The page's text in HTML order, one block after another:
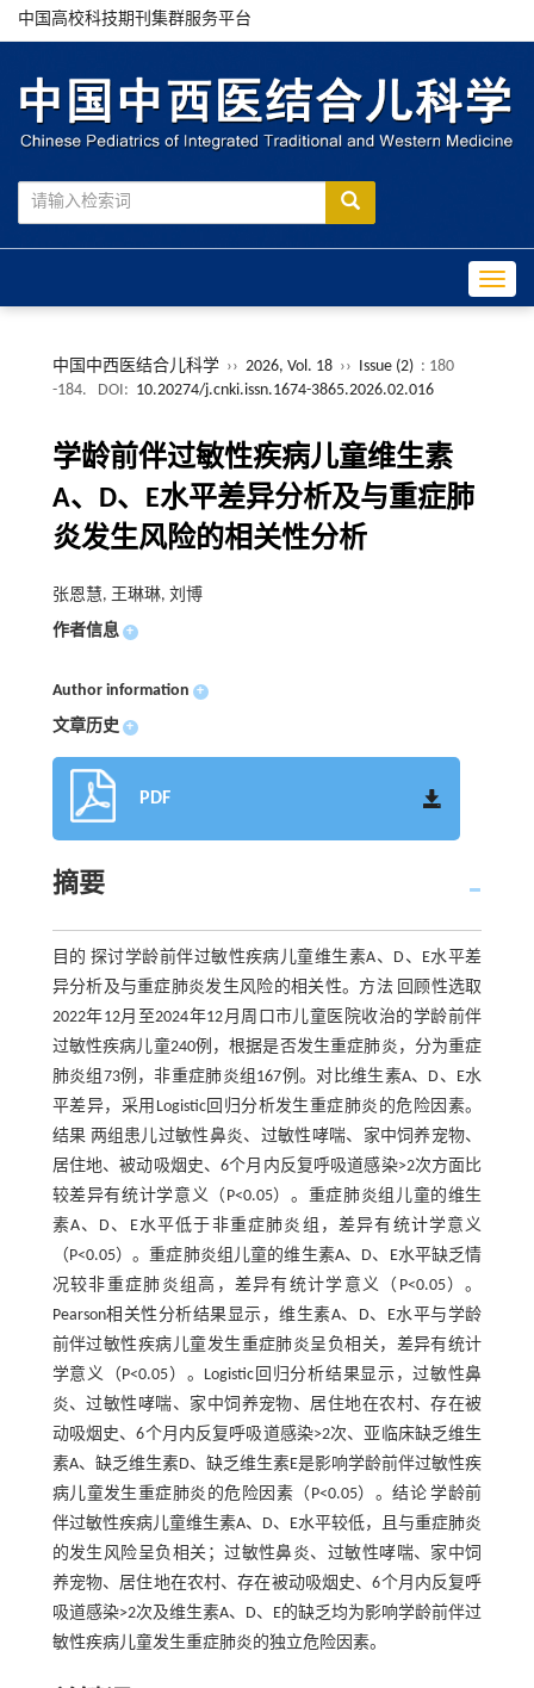
中国高校科技期刊集群服务平台
中国中西医结合儿科学 ›› 2026, Vol. 18 ›› Issue (2) : 180
-184.
DOI: 10.20274/j.cnki.issn.1674-3865.2026.02.016
学龄前伴过敏性疾病儿童维生素
A、D、E水平差异分析及与重症肺
炎发生风险的相关性分析
张恩慧, 王琳琳, 刘博
作者信息 +
Author information +
文章历史 +
PDF
摘要
目的 探讨学龄前伴过敏性疾病儿童维生素A、D、E水平差
异分析及与重症肺炎发生风险的相关性。方法 回顾性选取
2022年12月至2024年12月周口市儿童医院收治的学龄前伴
过敏性疾病儿童240例，根据是否发生重症肺炎，分为重症
肺炎组73例，非重症肺炎组167例。对比维生素A、D、E水
平差异，采用Logistic回归分析发生重症肺炎的危险因素。
结果 两组患儿过敏性鼻炎、过敏性哮喘、家中饲养宠物、
居住地、被动吸烟史、6个月内反复呼吸道感染>2次方面比
较差异有统计学意义（P<0.05）。重症肺炎组儿童的维生
素A、D、E水平低于非重症肺炎组，差异有统计学意义
（P<0.05）。重症肺炎组儿童的维生素A、D、E水平缺乏情
况较非重症肺炎组高，差异有统计学意义（P<0.05）。
Pearson相关性分析结果显示，维生素A、D、E水平与学龄
前伴过敏性疾病儿童发生重症肺炎呈负相关，差异有统计
学意义（P<0.05）。Logistic回归分析结果显示，过敏性鼻
炎、过敏性哮喘、家中饲养宠物、居住地在农村、存在被
动吸烟史、6个月内反复呼吸道感染>2次、亚临床缺乏维生
素A、缺乏维生素D、缺乏维生素E是影响学龄前伴过敏性疾
病儿童发生重症肺炎的危险因素（P<0.05）。结论 学龄前
伴过敏性疾病儿童维生素A、D、E水平较低，且与重症肺炎
的发生风险呈负相关；过敏性鼻炎、过敏性哮喘、家中饲
养宠物、居住地在农村、存在被动吸烟史、6个月内反复呼
吸道感染>2次及维生素A、D、E的缺乏均为影响学龄前伴过
敏性疾病儿童发生重症肺炎的独立危险因素。